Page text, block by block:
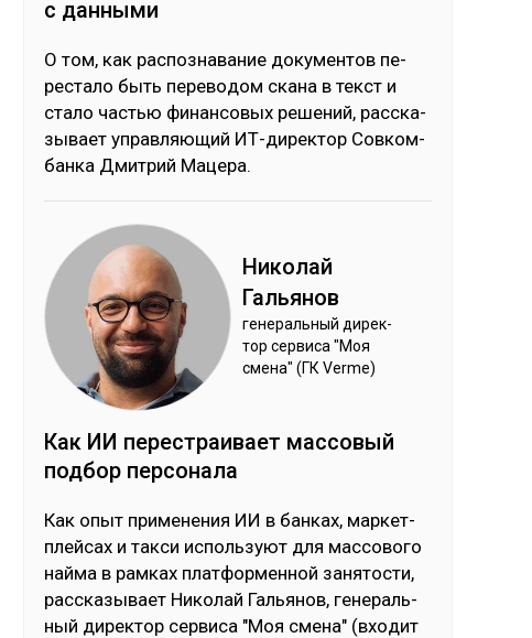
с дан­ны­ми
О том, как рас­поз­на­ва­ние до­ку­мен­тов пе­
рес­та­ло быть пе­ре­во­дом ска­на в текст и
ста­ло частью фи­нан­со­вых ре­ше­ний, рас­ска­
зы­вает уп­рав­ляю­щий ИТ-ди­рек­тор Сов­ком­
бан­ка Дмит­рий Ма­це­ра.
Ни­колай
Галь­янов
ге­нераль­ный ди­рек­
тор сер­ви­са "Моя
сме­на" (ГК Verme)
Как ИИ пе­рес­траи­вает мас­со­вый
под­бор пер­со­нала
Как опыт при­ме­не­ния ИИ в бан­ках, мар­кет­
плей­сах и так­си ис­поль­зуют для мас­со­во­го
най­ма в рам­ках плат­фор­мен­ной за­ня­тос­ти,
рас­ска­зы­вает Ни­ко­лай Галь­янов, ге­не­раль­
ный ди­рек­тор сер­ви­са "Моя сме­на" (вхо­дит